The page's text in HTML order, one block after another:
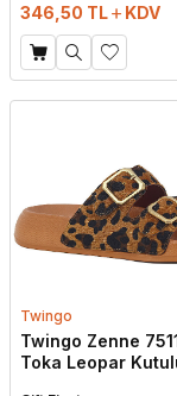
346,50 TL KDV
Twingo
Twingo Zenne
Toka Leopar